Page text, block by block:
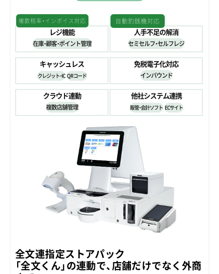
レジ機能
在庫・顧客・ポイント管理
人手不足の解消
セミセルフ・セルフレジ
キャッシュレス
クレジット・IC QRコード
免税電子化対応
インバウンド
クラウド連動
複数店舗管理
他社システム連携
販管・会計ソフト ECサイト
全文連指定ストアパック
「全文くん」の連動で、店舗だけでなく外商